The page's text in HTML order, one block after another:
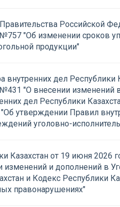
Российской
"Об изменении сроков
продукции"
внутренних дел Республики
"О внесении изменений
дел Республики
утверждении Правил
уголовно-
Казахстан от 19 июня 2026
изменений и дополнений в
и Кодекс Республики
правонарушениях"